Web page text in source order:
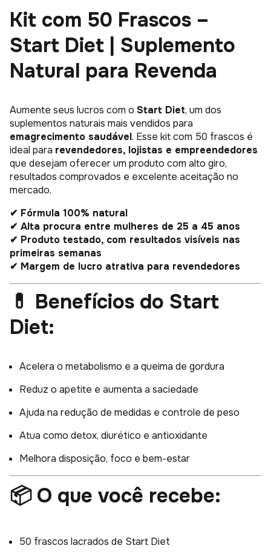
Kit com 50 Frascos –
Start Diet | Suplemento
Natural para Revenda
Aumente seus lucros com o Start Diet, um dos
suplementos naturais mais vendidos para
emagrecimento saudável. Esse kit com 50 frascos é
ideal para revendedores, lojistas e empreendedores
que desejam oferecer um produto com alto giro,
resultados comprovados e excelente aceitação no
mercado.
✔ Fórmula 100% natural
✔ Alta procura entre mulheres de 25 a 45 anos
✔ Produto testado, com resultados visíveis nas
primeiras semanas
✔ Margem de lucro atrativa para revendedores
💊 Benefícios do Start
Diet:
Acelera o metabolismo e a queima de gordura
Reduz o apetite e aumenta a saciedade
Ajuda na redução de medidas e controle de peso
Atua como detox, diurético e antioxidante
Melhora disposição, foco e bem-estar
📦 O que você recebe:
50 frascos lacrados de Start Diet